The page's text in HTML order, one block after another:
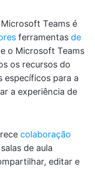
Teams é
ferramentas de
o Microsoft Teams
os recursos do
específicos para a
a experiência de
colaboração
de aula
editar e